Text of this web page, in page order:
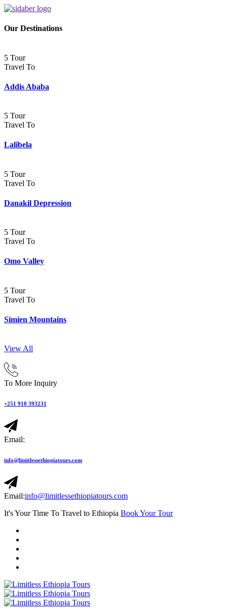
Our Destinations
5 Tour
Travel To
Addis Ababa
5 Tour
Travel To
Lalibela
5 Tour
Travel To
Danakil Depression
5 Tour
Travel To
Omo Valley
5 Tour
Travel To
Simien Mountains
View All
To More Inquiry
+251 910 393231
Email:
info@limitlessethiopiatours.com
Email:info@limitlessethiopiatours.com
It's Your Time To Travel to Ethiopia Book Your Tour